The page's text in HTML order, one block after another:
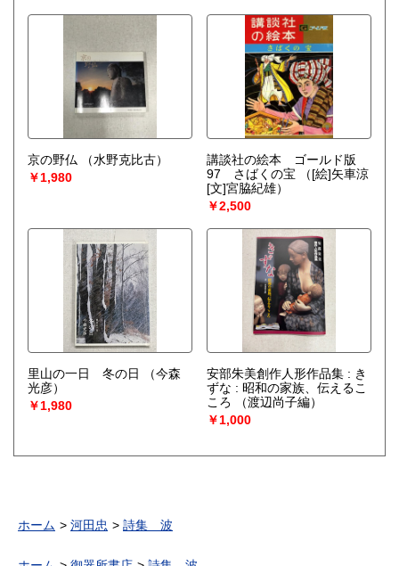
京の野仏
（水野克比古）
￥1,980
講談社の絵本 ゴールド版
97 さばくの宝
（[絵]矢車涼
[文]宮脇紀雄）
￥2,500
里山の一日 冬の日
（今森
光彦）
￥1,980
安部朱美創作人形作品集 : き
ずな : 昭和の家族、伝えるこ
ころ
（渡辺尚子編）
￥1,000
ホーム 河田忠 詩集 波